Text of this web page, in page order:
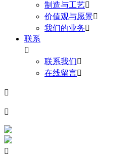
制造与工艺
价值观与愿景
我们的业务
联系

联系我们
在线留言


